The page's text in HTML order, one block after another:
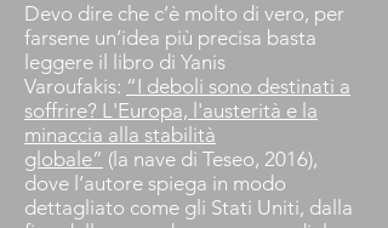
Devo dire che c’è molto di vero, per
farsene un’idea più precisa basta
leggere il libro di Yanis
Varoufakis: “I deboli sono destinati a
soffrire? L'Europa, l'austerità e la
minaccia alla stabilità
globale” (la nave di Teseo, 2016),
dove l’autore spiega in modo
dettagliato come gli Stati Uniti, dalla